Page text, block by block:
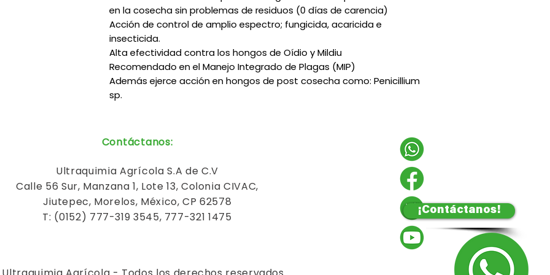
en la cosecha sin problemas de residuos (0 días de carencia)
Acción de control de amplio espectro; fungicida, acaricida e
insecticida.
Alta efectividad contra los hongos de Oídio y Mildiu
Recomendado en el Manejo Integrado de Plagas (MIP)
Además ejerce acción en hongos de post cosecha como: Penicillium
sp.
¡Contáctanos!
Contáctanos:
Ultraquimia Agrícola S.A de C.V
Calle 56 Sur, Manzana 1, Lote 13, Colonia CIVAC,
Jiutepec, Morelos, México, CP 62578
T: (0152) 777-319 3545, 777-321 1475